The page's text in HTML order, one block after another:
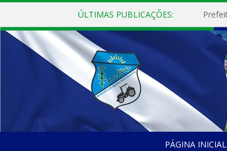
ÚLTIMAS PUBLICAÇÕES:
PÁGINA INICIAL